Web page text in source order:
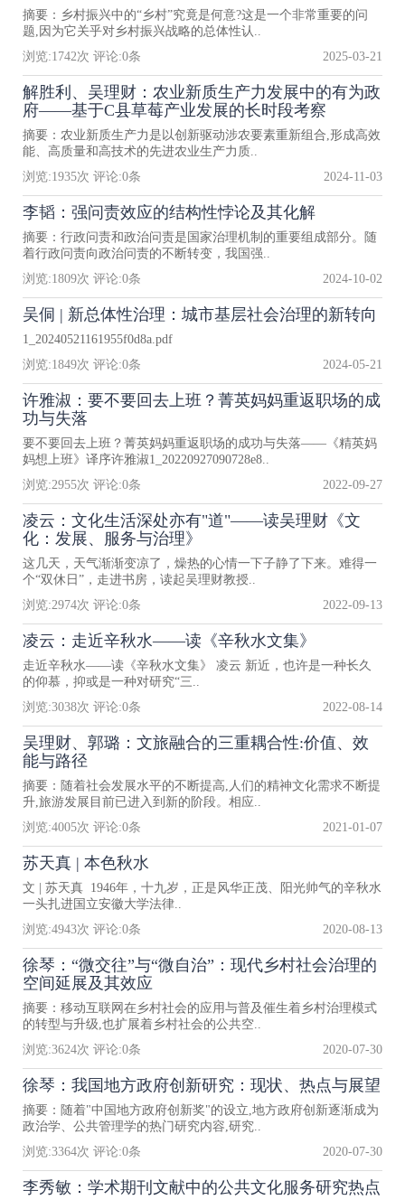
摘要：乡村振兴中的“乡村”究竟是何意?这是一个非常重要的问
题,因为它关乎对乡村振兴战略的总体性认..
浏览:1742次 评论:0条 2025-03-21
解胜利、吴理财：农业新质生产力发展中的有为政
府——基于C县草莓产业发展的长时段考察
摘要：农业新质生产力是以创新驱动涉农要素重新组合,形成高效
能、高质量和高技术的先进农业生产力质..
浏览:1935次 评论:0条 2024-11-03
李韬：强问责效应的结构性悖论及其化解
摘要：行政问责和政治问责是国家治理机制的重要组成部分。随
着行政问责向政治问责的不断转变，我国强..
浏览:1809次 评论:0条 2024-10-02
吴侗 | 新总体性治理：城市基层社会治理的新转向
1_20240521161955f0d8a.pdf
浏览:1849次 评论:0条 2024-05-21
许雅淑：要不要回去上班？菁英妈妈重返职场的成
功与失落
要不要回去上班？菁英妈妈重返职场的成功与失落——《精英妈
妈想上班》译序许雅淑1_20220927090728e8..
浏览:2955次 评论:0条 2022-09-27
凌云：文化生活深处亦有"道"——读吴理财《文
化：发展、服务与治理》
这几天，天气渐渐变凉了，燥热的心情一下子静了下来。难得一
个“双休日”，走进书房，读起吴理财教授..
浏览:2974次 评论:0条 2022-09-13
凌云：走近辛秋水——读《辛秋水文集》
走近辛秋水——读《辛秋水文集》 凌云 新近，也许是一种长久
的仰慕，抑或是一种对研究“三..
浏览:3038次 评论:0条 2022-08-14
吴理财、郭璐：文旅融合的三重耦合性:价值、效
能与路径
摘要：随着社会发展水平的不断提高,人们的精神文化需求不断提
升,旅游发展目前已进入到新的阶段。相应..
浏览:4005次 评论:0条 2021-01-07
苏天真 | 本色秋水
文 | 苏天真 1946年，十九岁，正是风华正茂、阳光帅气的辛秋水
一头扎进国立安徽大学法律..
浏览:4943次 评论:0条 2020-08-13
徐琴：“微交往”与“微自治”：现代乡村社会治理的
空间延展及其效应
摘要：移动互联网在乡村社会的应用与普及催生着乡村治理模式
的转型与升级,也扩展着乡村社会的公共空..
浏览:3624次 评论:0条 2020-07-30
徐琴：我国地方政府创新研究：现状、热点与展望
摘要：随着"中国地方政府创新奖"的设立,地方政府创新逐渐成为
政治学、公共管理学的热门研究内容,研究..
浏览:3364次 评论:0条 2020-07-30
李秀敏：学术期刊文献中的公共文化服务研究热点